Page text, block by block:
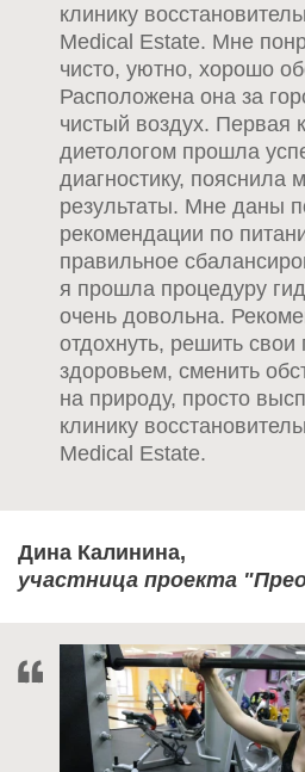
клинику
Medical Estate. Мне
чисто, уютно, хорошо
Расположена она за
чистый воздух. Первая
диетологом прошла
диагностику, пояснила
результаты. Мне даны
рекомендации по
правильное
я прошла процедуру
очень довольна.
отдохнуть, решить
здоровьем, сменить
на природу, просто
клинику
Medical Estate.
Дина Калинина,
участница проекта